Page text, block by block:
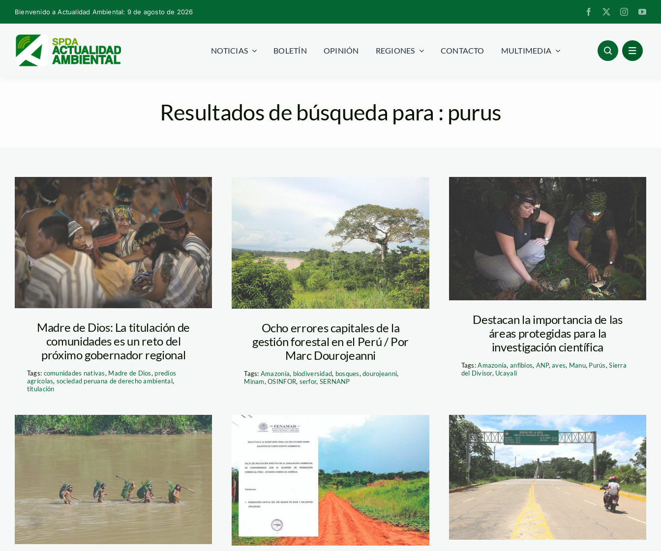
Skip
to
content
Bienvenido a Actualidad Ambiental: 9 de agosto de 2026
NOTICIAS BOLETÍN OPINIÓN REGIONES CONTACTO MULTIMEDIA
Resultados de búsqueda para : purus
comunidad_nativa_madre_de_dios_actualidad_ambiental
Madre de Dios: La titulación de
comunidades es un reto del
próximo gobernador regional
Tags: comunidades nativas, Madre de Dios, predios
agrícolas, sociedad peruana de derecho ambiental,
titulación
purus—spda
Ocho errores capitales de la
gestión forestal en el Perú / Por
Marc Dourojeanni
Tags: Amazonía, biodiversidad, bosques,dourojeanni,
Minam,OSINFOR, serfor, SERNANP
investigadores-
en-madre-de-
dios_thomas-
muller (1)
Destacan la importancia de las
áreas protegidas para la
investigación científica
Tags:Amazonía, anfibios, ANP,aves, Manu, Purús,Sierra
del Divisor, Ucayali
indigenas-en-
aislamiento-szf
carreteras-
amazonia—spda
interoceanica—
spda—jaime-
tranca